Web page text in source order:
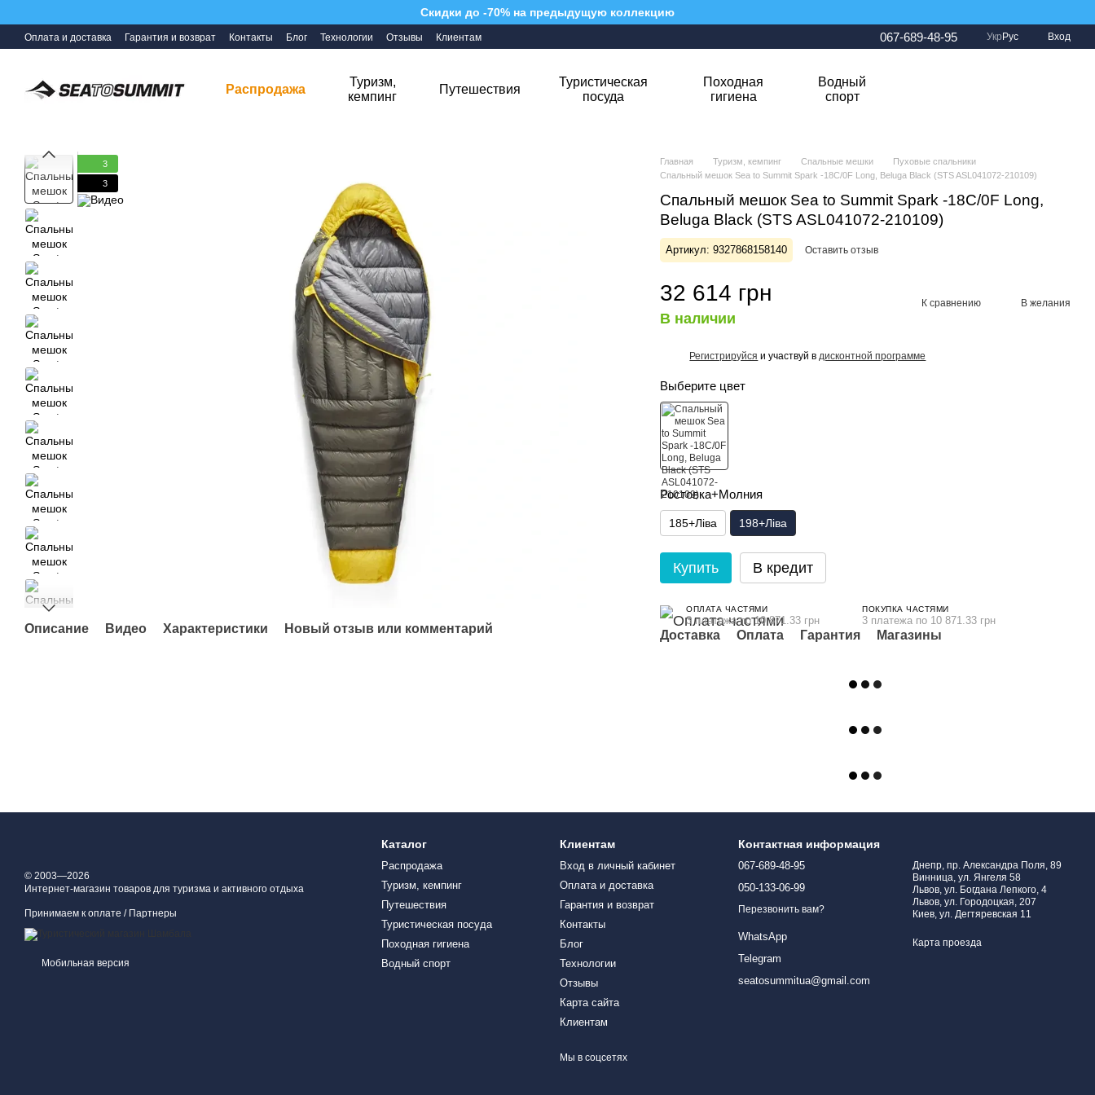
Скидки до -70% на предыдущую коллекцию
Оплата и доставка Гарантия и возврат Контакты Блог Технологии Отзывы Клиентам 067-689-48-95 Укр Рус Вход
Распродажа
Туризм,
кемпинг
Путешествия
Туристическая
посуда
Походная
гигиена
Водный
спорт
3
3
Описание Видео Характеристики Новый отзыв или комментарий
Главная Туризм, кемпинг Спальные мешки
Пуховые спальники
Спальный мешок Sea to Summit Spark -18C/0F Long, Beluga Black (STS ASL041072-210109)
Спальный мешок Sea to Summit Spark -18C/0F Long,
Beluga Black (STS ASL041072-210109)
Артикул: 9327868158140 Оставить отзыв
32 614 грн
В наличии
К сравнению В желания
Регистрируйся и участвуй в дисконтной программе
Выберите цвет
Ростовка+Молния
185+Ліва 198+Ліва
Купить В кредит
ОПЛАТА ЧАСТЯМИ
3 платежа по 10 871.33 грн
ПОКУПКА ЧАСТЯМИ
3 платежа по 10 871.33 грн
Доставка Оплата Гарантия Магазины
© 2003—2026
Интернет-магазин товаров для туризма и активного отдыха
Принимаем к оплате / Партнеры
Мобильная версия
Каталог
Распродажа
Туризм, кемпинг
Путешествия
Туристическая посуда
Походная гигиена
Водный спорт
Клиентам
Вход в личный кабинет
Оплата и доставка
Гарантия и возврат
Контакты
Блог
Технологии
Отзывы
Карта сайта
Клиентам
Мы в соцсетях
Контактная информация
067-689-48-95
050-133-06-99
Перезвонить вам?
WhatsApp
Telegram
seatosummitua@gmail.com
Днепр, пр. Александра Поля, 89
Винница, ул. Янгеля 58
Львов, ул. Богдана Лепкого, 4
Львов, ул. Городоцкая, 207
Киев, ул. Дегтяревская 11
Карта проезда